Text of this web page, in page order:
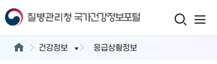
건강정보 응급상황정보